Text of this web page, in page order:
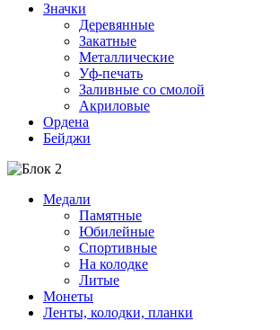
Значки
Деревянные
Закатные
Металлические
Уф-печать
Заливные со смолой
Акриловые
Ордена
Бейджи
Медали
Памятные
Юбилейные
Спортивные
На колодке
Литые
Монеты
Ленты, колодки, планки